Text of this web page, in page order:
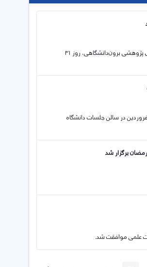
نشست هم‌اندیشی مدیران، اعضای هیأت علمی و کارشناسان دانشگاه با موضوع بررسی چالش‌های طرح‌های پژوهشی برون‌دانشگاهی، روز ۳۱
نشست هم‌اندیشی اعضای هیئت علمی با عنوان «کلیشه‌های ترک‌خورده بعد از نبرد رمضان» روز یکشنبه ۳۰ فروردین در سالن جلسات دانشگاه
برگزار شد
علمی موافقت شد.